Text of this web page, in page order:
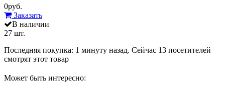
0руб.
Заказать
В наличии
27 шт.
Последняя покупка: 1 минуту назад. Сейчас 13 посетителей
смотрят этот товар
Может быть интересно: